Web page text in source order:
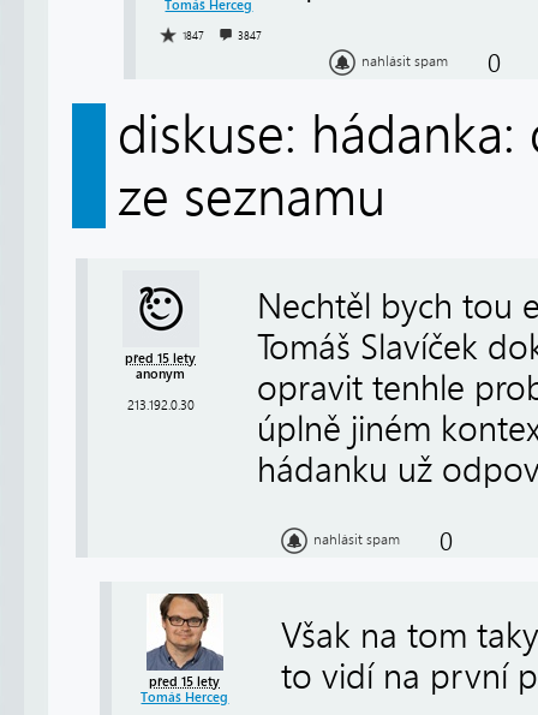
Tomáš Herceg
1847 3847
nahlásit spam 0
diskuse:
ze seznamu
před 15 lety
anonym
213.192.0.30
Nechtěl bych tou
Tomáš Slavíček
opravit tenhle
úplně jiném
hádanku už
nahlásit spam 0
před 15 lety
Tomáš Herceg
Však na tom
to vidí na první